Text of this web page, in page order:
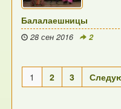
Балалаешницы
28 сен 2016 2
1 2 3